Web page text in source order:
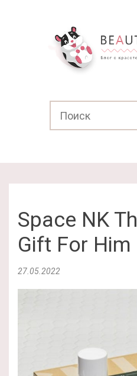
Space NK
Gift For Him
27.05.2022